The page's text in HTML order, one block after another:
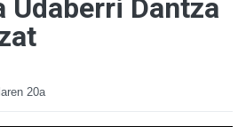
Udaberri Dantza
20a